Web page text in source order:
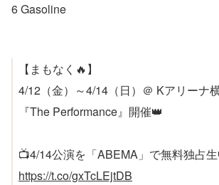
6 Gasoline
【まもなく🔥】
4/12（金）～4/14（日）＠ Kアリーナ
『The Performance』開催👑
📺️4/14公演を「ABEMA」で無料独占
https://t.co/gxTcLEjtDB